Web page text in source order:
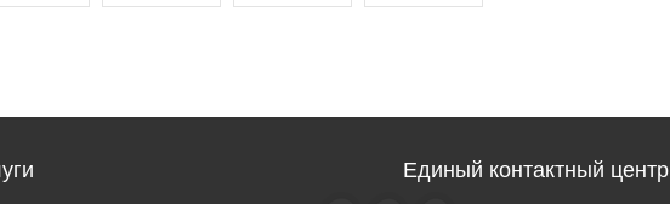
Единый контактный центр